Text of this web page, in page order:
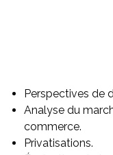
Perspectives de
Analyse du
commerce.
Privatisations.